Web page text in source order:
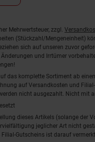
Mehrwertsteuer, zzgl.
(Stückzahl/Mengeneinheit)
sich auf unseren zuvor
und Irrtümer
das komplette Sortiment ab
auf Versandkosten und
nicht ausgezahlt. Nicht mit
dieses Artikels (solange
jeglicher Art nicht
Gutscheins ist darauf vermerkt.